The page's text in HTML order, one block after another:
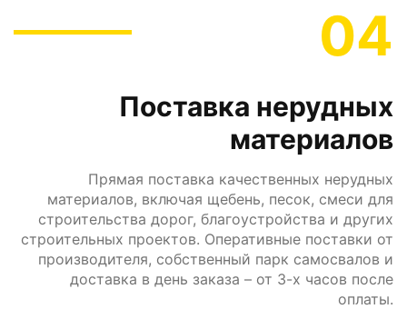
04
Поставка нерудных
материалов
Прямая поставка качественных нерудных
материалов, включая щебень, песок, смеси для
строительства дорог, благоустройства и других
строительных проектов. Оперативные поставки от
производителя, собственный парк самосвалов и
доставка в день заказа – от 3-х часов после
оплаты.